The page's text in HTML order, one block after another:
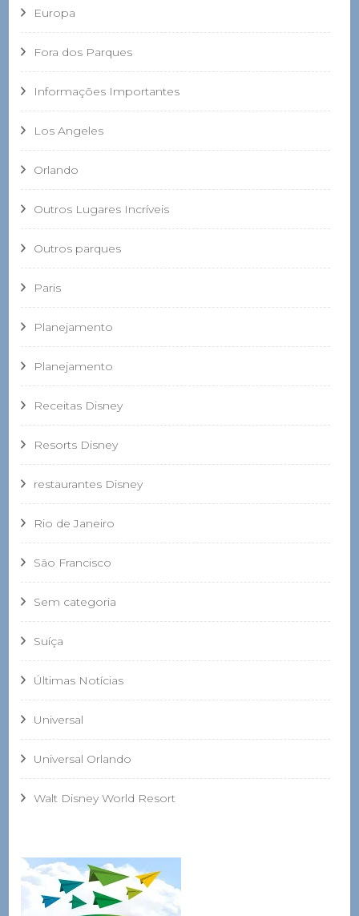
Europa
Fora dos Parques
Informações Importantes
Los Angeles
Orlando
Outros Lugares Incríveis
Outros parques
Paris
Planejamento
Planejamento
Receitas Disney
Resorts Disney
restaurantes Disney
Rio de Janeiro
São Francisco
Sem categoria
Suíça
Últimas Notícias
Universal
Universal Orlando
Walt Disney World Resort